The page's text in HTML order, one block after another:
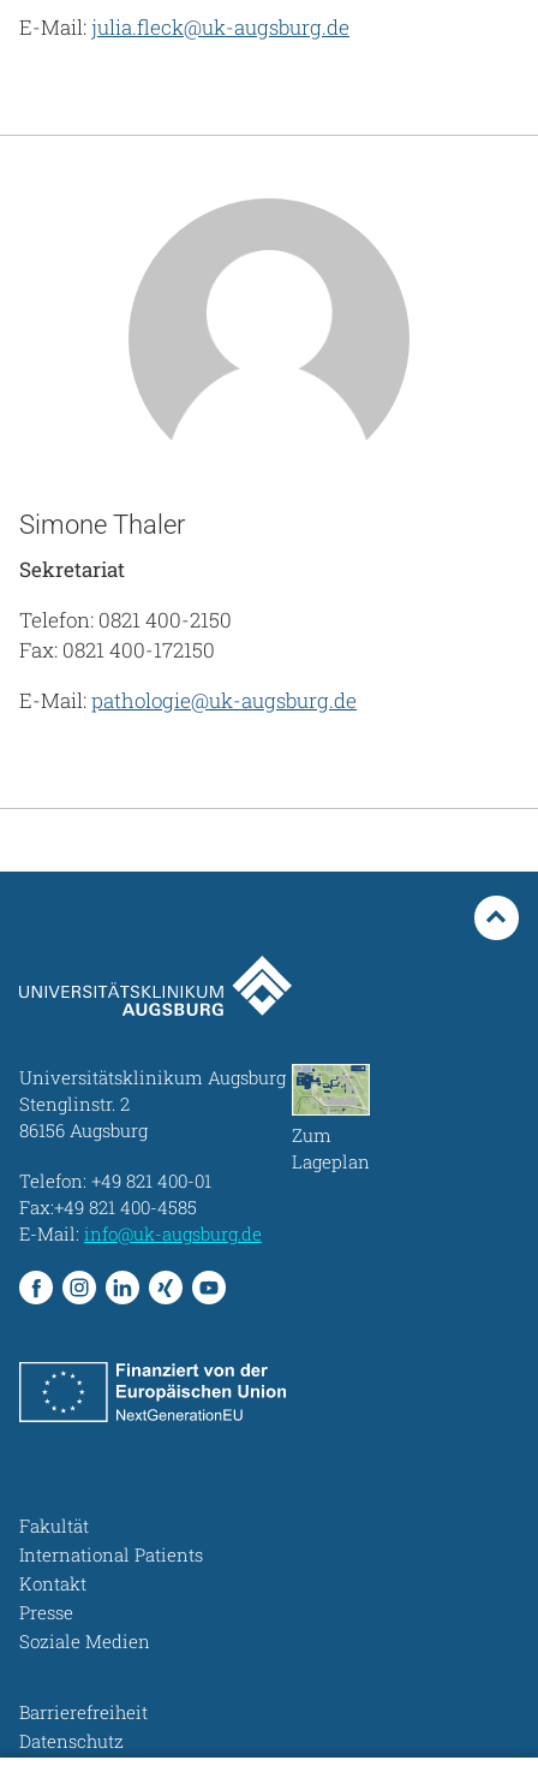
E-Mail:julia.fleck@uk-augsburg.de
Simone Thaler
Sekretariat
Telefon: 0821 400-2150
Fax: 0821 400-172150
E-Mail:pathologie@uk-augsburg.de
Universitätsklinikum Augsburg
Stenglinstr. 2
86156 Augsburg
Telefon: +49 821 400-01
Fax:+49 821 400-4585
E-Mail: info@uk-augsburg.de
Zum
Lageplan
Fakultät
International Patients
Kontakt
Presse
Soziale Medien
Barrierefreiheit
Datenschutz